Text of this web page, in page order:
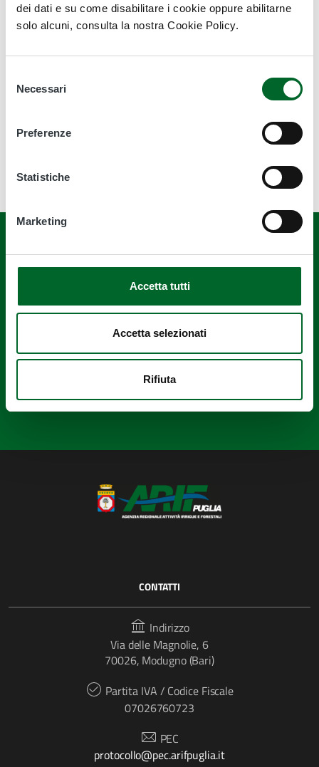
dei dati e su come disabilitare i cookie oppure abilitarne
solo alcuni, consulta la nostra Cookie Policy.
delNecessari
Preferenze
Statistiche
Marketing
Accetta tutti
Accetta selezionati
Rifiuta
ALLEGATI
Atto Dirigenziale N. 223 del 06.08.2021 del Registro
Ultimo aggiornamento
2 Febbraio 2023, 12:33
questa pagina?
CONTATTI
Indirizzo
Via delle Magnolie, 6
70026, Modugno (Bari)
Partita IVA / Codice Fiscale
07026760723
PEC
protocollo@pec.arifpuglia.it